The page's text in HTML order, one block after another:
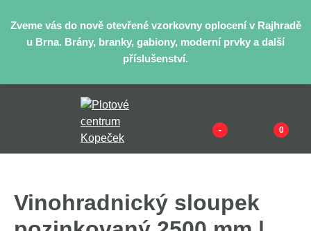
Zveme vás do nově otevřené vzorkovny oplocení v Rajhradě
u Brna. Brány, branky, gabiony, moderní prvky a další
příslušenství.
- 0
Vinohradnický sloupek